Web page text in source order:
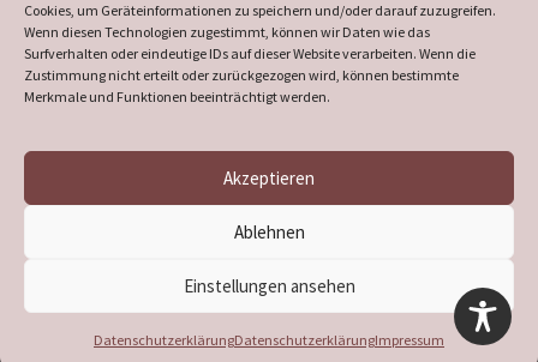
Cookies, um Geräteinformationen zu speichern und/oder darauf zuzugreifen.
Wenn diesen Technologien zugestimmt, können wir Daten wie das
Surfverhalten oder eindeutige IDs auf dieser Website verarbeiten. Wenn die
Zustimmung nicht erteilt oder zurückgezogen wird, können bestimmte
Merkmale und Funktionen beeinträchtigt werden.
Akzeptieren
Ablehnen
Einstellungen ansehen
DatenschutzerklärungDatenschutzerklärungImpressum
supported by DÖ
Heimatverein Verl– Alle Rechte vorbehalten